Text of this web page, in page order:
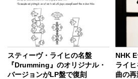
スティーヴ・ライヒの名盤
『Drumming』のオリジナル・
バージョンがLP盤で復刻
NHK
ライ
曲の再